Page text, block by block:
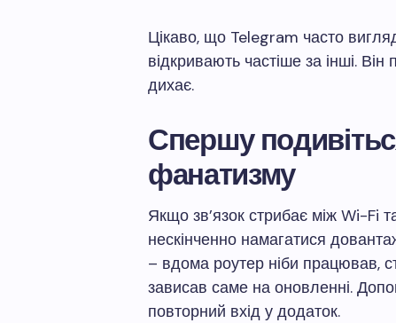
Цікаво, що Telegram часто
відкривають частіше за інші.
дихає.
Спершу
фанатизму
Якщо зв’язок стрибає між Wi-Fi
нескінченно намагатися
– вдома роутер ніби працював,
зависав саме на оновленні.
повторний вхід у додаток.